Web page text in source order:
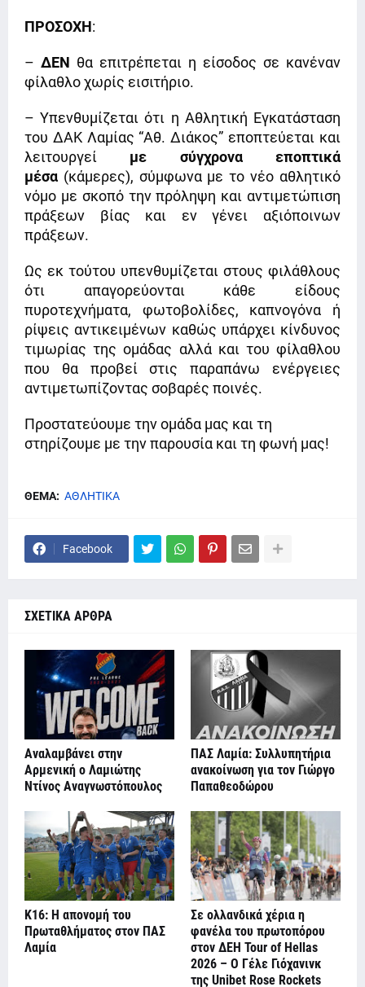
ΠΡΟΣΟΧΗ:
– ΔΕΝ θα επιτρέπεται η είσοδος σε κανέναν
φίλαθλο χωρίς εισιτήριο.
– Υπενθυμίζεται ότι η Αθλητική Εγκατάσταση
του ΔΑΚ Λαμίας “Αθ. Διάκος” εποπτεύεται και
λειτουργεί με σύγχρονα εποπτικά
μέσα (κάμερες), σύμφωνα με το νέο αθλητικό
νόμο με σκοπό την πρόληψη και αντιμετώπιση
πράξεων βίας και εν γένει αξιόποινων
πράξεων.
Ως εκ τούτου υπενθυμίζεται στους φιλάθλους
ότι απαγορεύονται κάθε είδους
πυροτεχνήματα, φωτοβολίδες, καπνογόνα ή
ρίψεις αντικειμένων καθώς υπάρχει κίνδυνος
τιμωρίας της ομάδας αλλά και του φίλαθλου
που θα προβεί στις παραπάνω ενέργειες
αντιμετωπίζοντας σοβαρές ποινές.
Προστατεύουμε την ομάδα μας και τη
στηρίζουμε με την παρουσία και τη φωνή μας!
ΘΕΜΑ: ΑΘΛΗΤΙΚΑ
Facebook
ΣΧΕΤΙΚΑ ΑΡΘΡΑ
Αναλαμβάνει στην
Αρμενική ο Λαμιώτης
Ντίνος Αναγνωστόπουλος
ΠΑΣ Λαμία: Συλλυπητήρια
ανακοίνωση για τον Γιώργο
Παπαθεοδώρου
Κ16: Η απονομή του
Πρωταθλήματος στον ΠΑΣ
Λαμία
Σε ολλανδικά χέρια η
φανέλα του πρωτοπόρου
στον ΔΕΗ Tour of Hellas
2026 – Ο Γέλε Γιόχανινκ
της Unibet Rose Rockets